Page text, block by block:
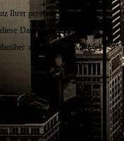
Ihrer persönlichen Daten
Datenschutzerklärung
darüber zu bleiben, ob wir